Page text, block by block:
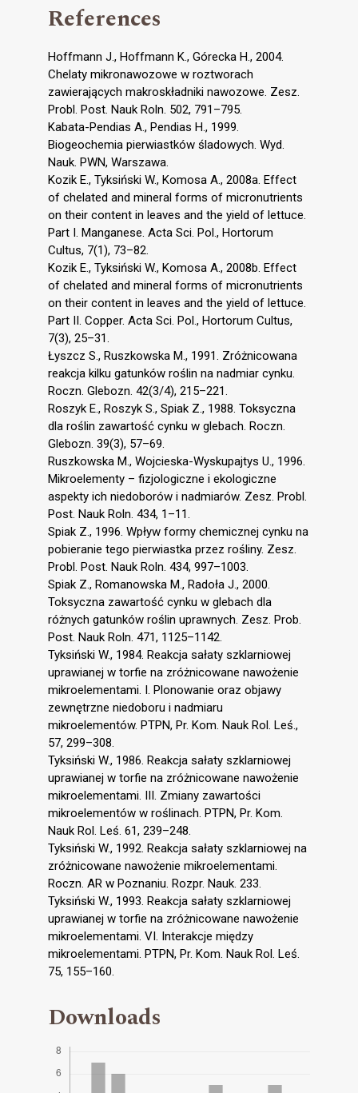
References
Hoffmann J., Hoffmann K., Górecka H., 2004.
Chelaty mikronawozowe w roztworach
zawierających makroskładniki nawozowe. Zesz.
Probl. Post. Nauk Roln. 502, 791–795.
Kabata-Pendias A., Pendias H., 1999.
Biogeochemia pierwiastków śladowych. Wyd.
Nauk. PWN, Warszawa.
Kozik E., Tyksiński W., Komosa A., 2008a. Effect
of chelated and mineral forms of micronutrients
on their content in leaves and the yield of lettuce.
Part I. Manganese. Acta Sci. Pol., Hortorum
Cultus, 7(1), 73–82.
Kozik E., Tyksiński W., Komosa A., 2008b. Effect
of chelated and mineral forms of micronutrients
on their content in leaves and the yield of lettuce.
Part II. Copper. Acta Sci. Pol., Hortorum Cultus,
7(3), 25–31.
Łyszcz S., Ruszkowska M., 1991. Zróżnicowana
reakcja kilku gatunków roślin na nadmiar cynku.
Roczn. Glebozn. 42(3/4), 215–221.
Roszyk E., Roszyk S., Spiak Z., 1988. Toksyczna
dla roślin zawartość cynku w glebach. Roczn.
Glebozn. 39(3), 57–69.
Ruszkowska M., Wojcieska-Wyskupajtys U., 1996.
Mikroelementy – fizjologiczne i ekologiczne
aspekty ich niedoborów i nadmiarów. Zesz. Probl.
Post. Nauk Roln. 434, 1–11.
Spiak Z., 1996. Wpływ formy chemicznej cynku na
pobieranie tego pierwiastka przez rośliny. Zesz.
Probl. Post. Nauk Roln. 434, 997–1003.
Spiak Z., Romanowska M., Radoła J., 2000.
Toksyczna zawartość cynku w glebach dla
różnych gatunków roślin uprawnych. Zesz. Prob.
Post. Nauk Roln. 471, 1125–1142.
Tyksiński W., 1984. Reakcja sałaty szklarniowej
uprawianej w torfie na zróżnicowane nawożenie
mikroelementami. I. Plonowanie oraz objawy
zewnętrzne niedoboru i nadmiaru
mikroelementów. PTPN, Pr. Kom. Nauk Rol. Leś.,
57, 299–308.
Tyksiński W., 1986. Reakcja sałaty szklarniowej
uprawianej w torfie na zróżnicowane nawożenie
mikroelementami. III. Zmiany zawartości
mikroelementów w roślinach. PTPN, Pr. Kom.
Nauk Rol. Leś. 61, 239–248.
Tyksiński W., 1992. Reakcja sałaty szklarniowej na
zróżnicowane nawożenie mikroelementami.
Roczn. AR w Poznaniu. Rozpr. Nauk. 233.
Tyksiński W., 1993. Reakcja sałaty szklarniowej
uprawianej w torfie na zróżnicowane nawożenie
mikroelementami. VI. Interakcje między
mikroelementami. PTPN, Pr. Kom. Nauk Rol. Leś.
75, 155–160.
Downloads